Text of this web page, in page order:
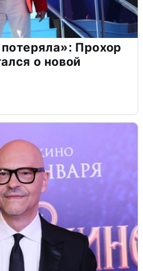
Прохор
о новой